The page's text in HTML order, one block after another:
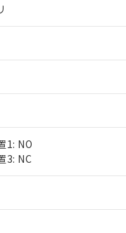
1: NO
3: NC
況